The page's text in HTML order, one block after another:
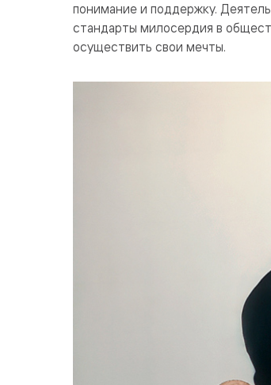
понимание и поддержку.
стандарты милосердия в
осуществить свои мечты.